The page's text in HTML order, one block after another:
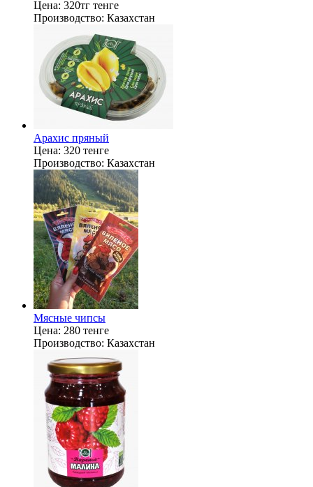
Цена: 320тг тенге
Производство: Казахстан
Арахис пряный
Цена: 320 тенге
Производство: Казахстан
Мясные чипсы
Цена: 280 тенге
Производство: Казахстан